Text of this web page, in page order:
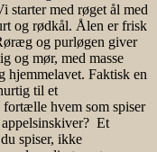
starter med røget ål med
og rødkål. Ålen er frisk
og purløgen giver
og mør, med masse
hjemmelavet. Faktisk en
til et
hvem som spiser
Et
spiser, ikke